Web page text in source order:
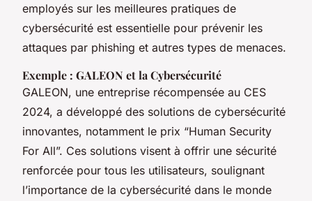
employés sur les meilleures pratiques de
cybersécurité est essentielle pour prévenir les
attaques par phishing et autres types de menaces.
Exemple : GALEON et la Cybersécurité
GALEON, une entreprise récompensée au CES
2024, a développé des solutions de cybersécurité
innovantes, notamment le prix “Human Security
For All”. Ces solutions visent à offrir une sécurité
renforcée pour tous les utilisateurs, soulignant
l’importance de la cybersécurité dans le monde